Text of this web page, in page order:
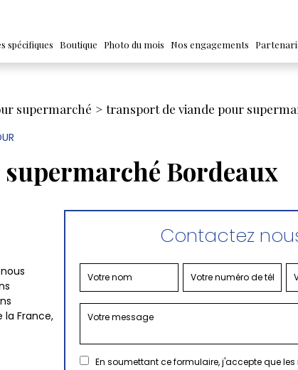
spécifiques Boutique Photo du mois Nos engagements
supermarché transport de viande pour
Bordeaux
la France,
Contactez
En soumettant ce formulaire, j'accepte que